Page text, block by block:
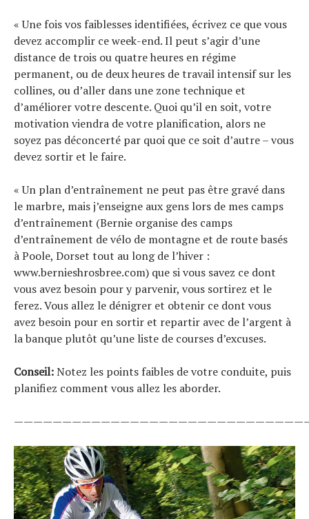
« Une fois vos faiblesses identifiées, écrivez ce que vous
devez accomplir ce week-end. Il peut s’agir d’une
distance de trois ou quatre heures en régime
permanent, ou de deux heures de travail intensif sur les
collines, ou d’aller dans une zone technique et
d’améliorer votre descente. Quoi qu’il en soit, votre
motivation viendra de votre planification, alors ne
soyez pas déconcerté par quoi que ce soit d’autre – vous
devez sortir et le faire.
« Un plan d’entraînement ne peut pas être gravé dans
le marbre, mais j’enseigne aux gens lors de mes camps
d’entraînement (Bernie organise des camps
d’entraînement de vélo de montagne et de route basés
à Poole, Dorset tout au long de l’hiver :
www.bernieshrosbree.com) que si vous savez ce dont
vous avez besoin pour y parvenir, vous sortirez et le
ferez. Vous allez le dénigrer et obtenir ce dont vous
avez besoin pour en sortir et repartir avec de l’argent à
la banque plutôt qu’une liste de courses d’excuses.
Conseil:Notez les points faibles de votre conduite, puis
planifiez comment vous allez les aborder.